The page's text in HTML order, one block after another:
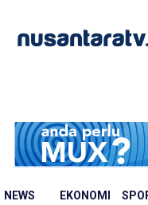
NEWS EKONOMI